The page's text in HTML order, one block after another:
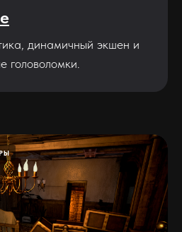
динамичный экшен и
головоломки.